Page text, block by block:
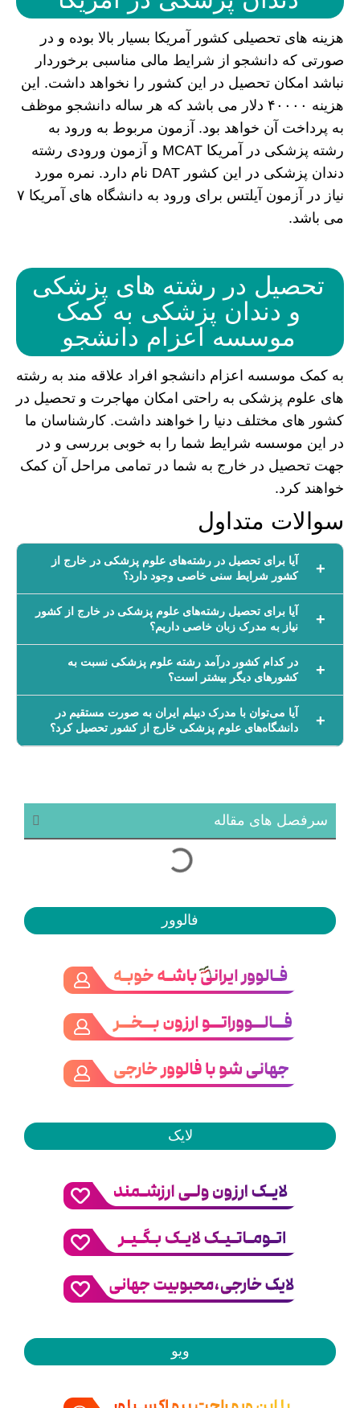
هزینه های تحصیلی کشور آمریکا بسیار بالا بوده و در
صورتی که دانشجو از شرایط مالی مناسبی برخوردار
نباشد امکان تحصیل در این کشور را نخواهد داشت. این
هزینه ۴۰۰۰۰ دلار می باشد که هر ساله دانشجو موظف
به پرداخت آن خواهد بود. آزمون مربوط به ورود به
رشته پزشکی در آمریکا MCAT و آزمون ورودی رشته
دندان پزشکی در این کشور DAT نام دارد. نمره مورد
نیاز در آزمون آیلتس برای ورود به دانشگاه های آمریکا ۷
می باشد.
تحصیل در رشته های پزشکی
و دندان پزشکی به کمک
موسسه اعزام دانشجو
به کمک موسسه اعزام دانشجو افراد علاقه مند به رشته
های علوم پزشکی به راحتی امکان مهاجرت و تحصیل در
کشور های مختلف دنیا را خواهند داشت. کارشناسان ما
در این موسسه شرایط شما را به خوبی بررسی و در
جهت تحصیل در خارج به شما در تمامی مراحل آن کمک
خواهند کرد.
سوالات متداول
آیا برای تحصیل در رشته‌های علوم پزشکی در خارج از
کشور شرایط سنی خاصی وجود دارد؟
آیا برای تحصیل رشته‌های علوم پزشکی در خارج از کشور
نیاز به مدرک زبان خاصی داریم؟
در کدام کشور درآمد رشته علوم پزشکی نسبت به
کشور‌های دیگر بیشتر است؟
آیا می‌توان با مدرک دیپلم ایران به صورت مستقیم در
دانشگاه‌های علوم پزشکی خارج از کشور تحصیل کرد؟
سرفصل های مقاله
فالوور
لایک
ویو